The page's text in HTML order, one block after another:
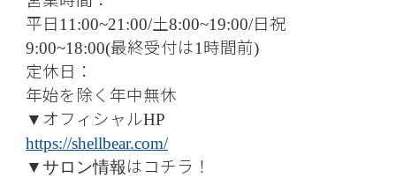
平日11:00~21:00/土8:00~19:00/日祝
9:00~18:00(最終受付は1 時間前)
定休日：
年始を除く年中無休
▼ オフィシャルHP
https://shellbear.com/
▼サロン情報はコチラ！